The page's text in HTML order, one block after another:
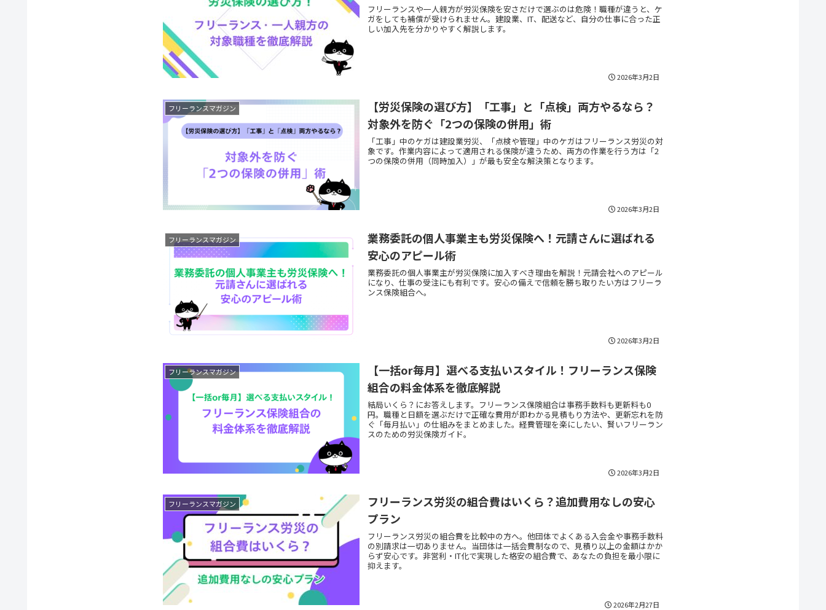
フリーランスや一人親方が労災保険を安さだけで選ぶのは危険！職種が違うと、ケ
ガをしても補償が受けられません。建設業、IT、配送など、自分の仕事に合った正
しい加入先を分かりやすく解説します。
2026年3月2日
フリーランスマガジン
【労災保険の選び方】「工事」と「点検」両方やるなら？
対象外を防ぐ「2つの保険の併用」術
「工事」中のケガは建設業労災、「点検や管理」中のケガはフリーランス労災の対
象です。作業内容によって適用される保険が違うため、両方の作業を行う方は「2
つの保険の併用（同時加入）」が最も安全な解決策となります。
2026年3月2日
フリーランスマガジン
業務委託の個人事業主も労災保険へ！元請さんに選ばれる
安心のアピール術
業務委託の個人事業主が労災保険に加入すべき理由を解説！元請会社へのアピール
になり、仕事の受注にも有利です。安心の備えで信頼を勝ち取りたい方はフリーラ
ンス保険組合へ。
2026年3月2日
フリーランスマガジン
【一括or毎月】選べる支払いスタイル！フリーランス保険
組合の料金体系を徹底解説
結局いくら？にお答えします。フリーランス保険組合は事務手数料も更新料も0
円。職種と日額を選ぶだけで正確な費用が即わかる見積もり方法や、更新忘れを防
ぐ「毎月払い」の仕組みをまとめました。経費管理を楽にしたい、賢いフリーラン
スのための労災保険ガイド。
2026年3月2日
フリーランスマガジン
フリーランス労災の組合費はいくら？追加費用なしの安心
プラン
フリーランス労災の組合費を比較中の方へ。他団体でよくある入会金や事務手数料
の別請求は一切ありません。当団体は一括会費制なので、見積り以上の金額はかか
らず安心です。非営利・IT化で実現した格安の組合費で、あなたの負担を最小限に
抑えます。
2026年2月27日